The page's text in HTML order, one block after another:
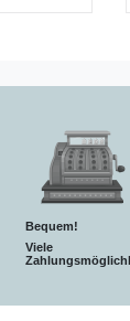
Bequem!
Viele